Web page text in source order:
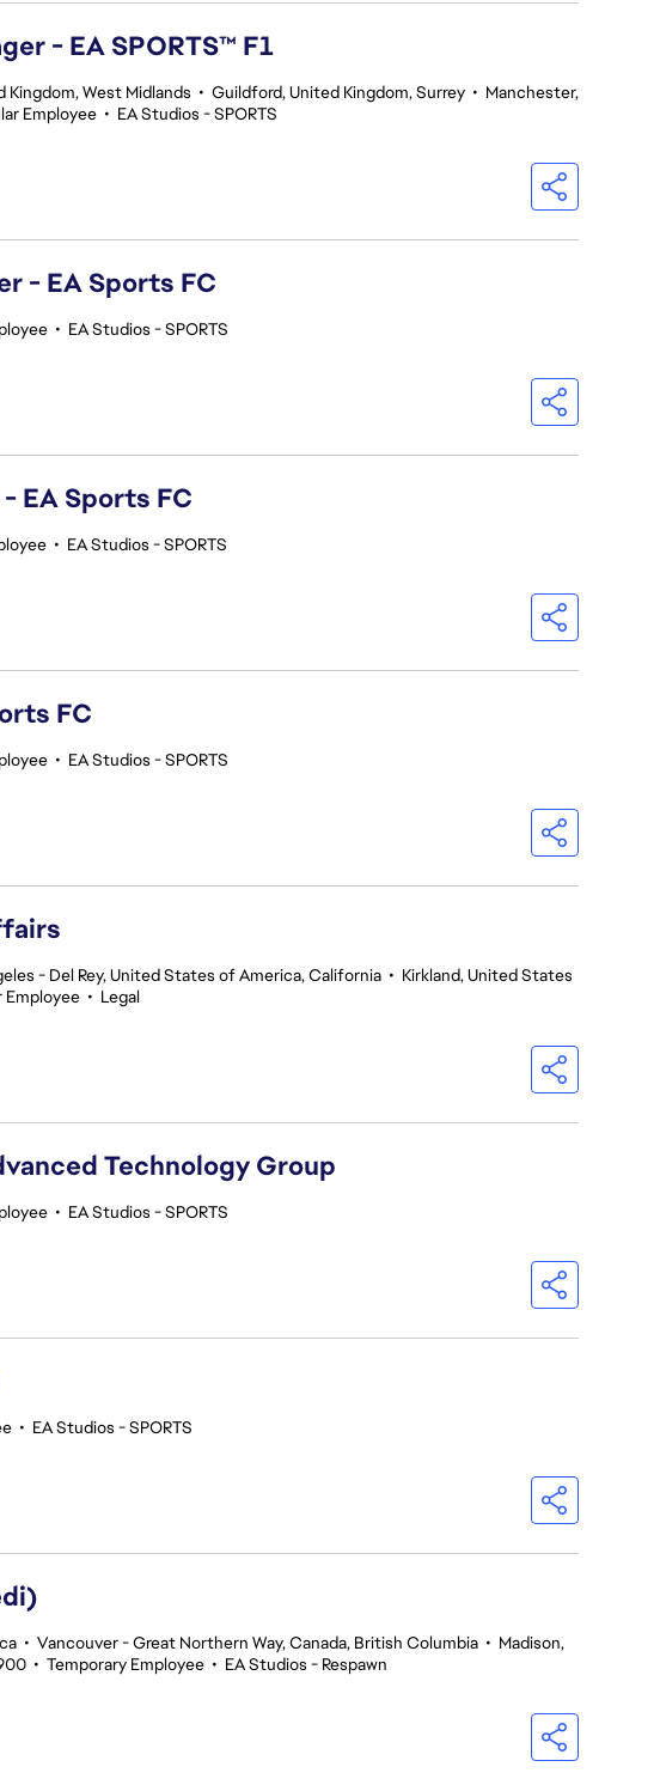
- EA SPORTS™ F1
Kingdom, West Midlands • Guildford, United Kingdom, Surrey • Manchester,
Employee • EA Studios - SPORTS
- EA Sports FC
• EA Studios - SPORTS
EA Sports FC
• EA Studios - SPORTS
FC
• EA Studios - SPORTS
- Del Rey, United States of America, California • Kirkland, United States
Employee • Legal
Technology Group
• EA Studios - SPORTS
• EA Studios - SPORTS
• Vancouver - Great Northern Way, Canada, British Columbia • Madison,
• Temporary Employee • EA Studios - Respawn